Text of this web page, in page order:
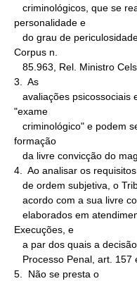
personalidade e
Corpus n.
3.  As
"exame
formação
4.  Ao analisar os requisitos
Execuções, e
5.  Não se presta o